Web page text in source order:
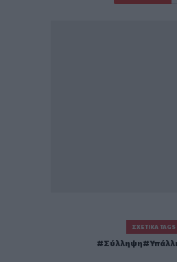
ΣΧΕΤΙΚΆ TAGS
Σύλληψη